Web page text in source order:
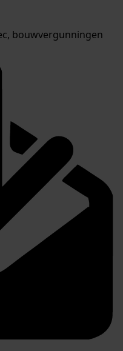
bouwvergunningen